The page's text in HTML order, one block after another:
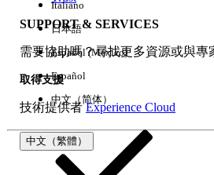
SUPPORT & SERVICES
需要協助嗎？尋找更多資源或與專
取得支援
技術提供者Experience Cloud
中文（繁體）
Italiano
日本語
Español (México)
Español
中文（简体）